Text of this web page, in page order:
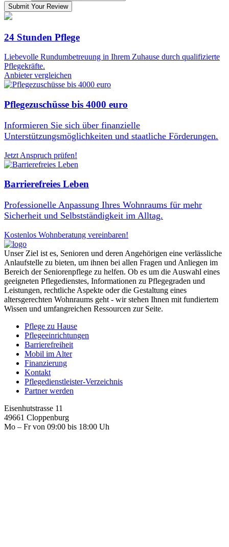
Submit Your Review
24 Stunden Pflege
Liebevolle Rundumbetreuung in Ihrem Zuhause durch qualifizierte
Pflegekräfte.
Anbieter vergleichen
Pflegezuschüsse bis 4000 euro
Informieren Sie sich über finanzielle
Unterstützungsmöglichkeiten und staatliche Förderungen.
Jetzt Anspruch prüfen!
Barrierefreies Leben
Professionelle Anpassung Ihres Wohnraums für mehr
Sicherheit und Selbstständigkeit im Alltag.
Kostenlos Wohnberatung vereinbaren!
Unser Ziel ist es, Senioren und deren Angehörigen eine verlässliche
Anlaufstelle zu bieten, um ihnen bei allen Fragen und Anliegen im
Bereich der Seniorenpflege zu helfen. Ob es um die Auswahl eines
geeigneten Pflegedienstes, Informationen zu Pflegegraden und
Leistungen, rechtliche Aspekte oder die Gestaltung eines
altersgerechten Wohnraums geht - wir stehen Ihnen mit fundiertem
Wissen und umfangreichen Ressourcen zur Seite.
Pflege zu Hause
Pflegeeinrichtungen
Barrierefreiheit
Mobil im Alter
Finanzierung
Kontakt
Pflegedienstleister-Verzeichnis
Partner werden
Eisenhutstrasse 11
49661 Cloppenburg
Mo – Fr von 09:00 bis 18:00 Uh